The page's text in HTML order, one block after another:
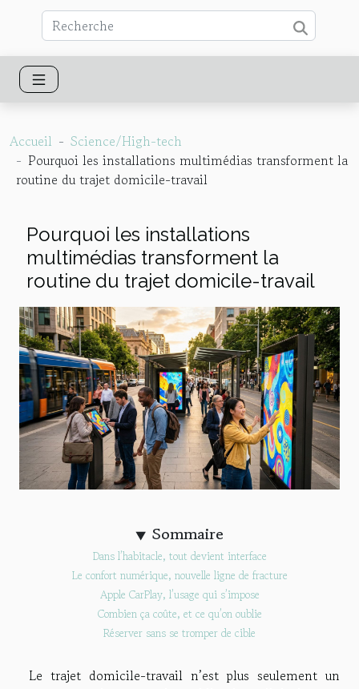
Accueil
Science/High-tech
Pourquoi les installations multimédias transforment la
routine du trajet domicile-travail
Pourquoi les installations
multimédias transforment la
routine du trajet domicile-travail
Sommaire
Dans l’habitacle, tout devient interface
Le confort numérique, nouvelle ligne de fracture
Apple CarPlay, l’usage qui s’impose
Combien ça coûte, et ce qu’on oublie
Réserver sans se tromper de cible
Le trajet domicile-travail n’est plus seulement un